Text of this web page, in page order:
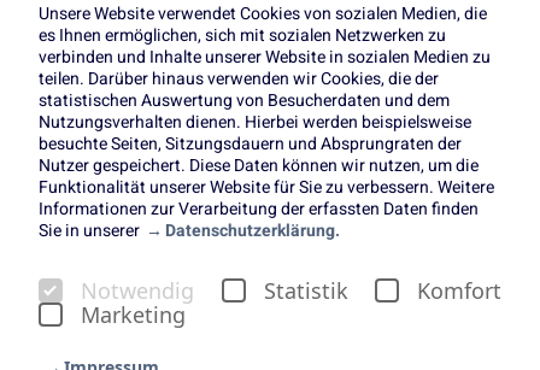
Unsere Website verwendet Cookies von sozialen Medien, die
es Ihnen ermöglichen, sich mit sozialen Netzwerken zu
verbinden und Inhalte unserer Website in sozialen Medien zu
teilen. Darüber hinaus verwenden wir Cookies, die der
statistischen Auswertung von Besucherdaten und dem
Nutzungsverhalten dienen. Hierbei werden beispielsweise
besuchte Seiten, Sitzungsdauern und Absprungraten der
Nutzer gespeichert. Diese Daten können wir nutzen, um die
Funktionalität unserer Website für Sie zu verbessern. Weitere
Informationen zur Verarbeitung der erfassten Daten finden
Sie in unserer
Datenschutzerklärung.
Notwendig Statistik
Komfort
Marketing
Zucchini-Schoko-Muffins und
Zucchini-Tarte
Zucchini sind so vielseitig wie kaum ein anderes Gemüse
– ob herzhaft oder süß, sie lassen sich in den
unterschiedlichsten Gerichten einsetzen. Genau das
beweisen dieFoodistasmit unseren beiden neuen
Rezeptkreationen. Dieses Mal stehen zwei